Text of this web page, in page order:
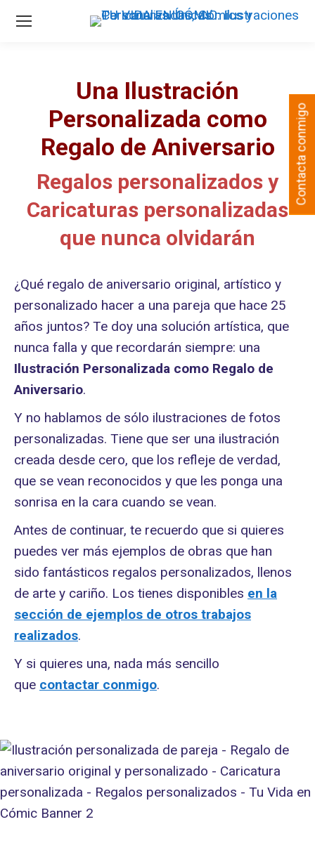
Una Ilustración
Personalizada como
Regalo de Aniversario
Regalos personalizados y
Caricaturas personalizadas
que nunca olvidarán
¿Qué regalo de aniversario original, artístico y
personalizado hacer a una pareja que hace 25
años juntos? Te doy una solución artística, que
nunca falla y que recordarán siempre: una
Ilustración Personalizada como Regalo de
Aniversario.
Y no hablamos de sólo ilustraciones de fotos
personalizadas. Tiene que ser una ilustración
creada desde cero, que los refleje de verdad,
que se vean reconocidos y que les ponga una
sonrisa en la cara cuando se vean.
Antes de continuar, te recuerdo que si quieres
puedes ver más ejemplos de obras que han
sido fantásticos regalos personalizados, llenos
de arte y cariño. Los tienes disponibles en la
sección de ejemplos de otros trabajos
realizados.
Y si quieres una, nada más sencillo
que contactar conmigo.
Contacta conmigo